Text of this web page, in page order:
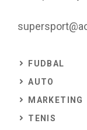
FUDBAL
AUTO
MARKETING
TENIS